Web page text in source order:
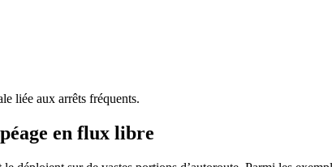
liée aux arrêts fréquents.
en flux libre